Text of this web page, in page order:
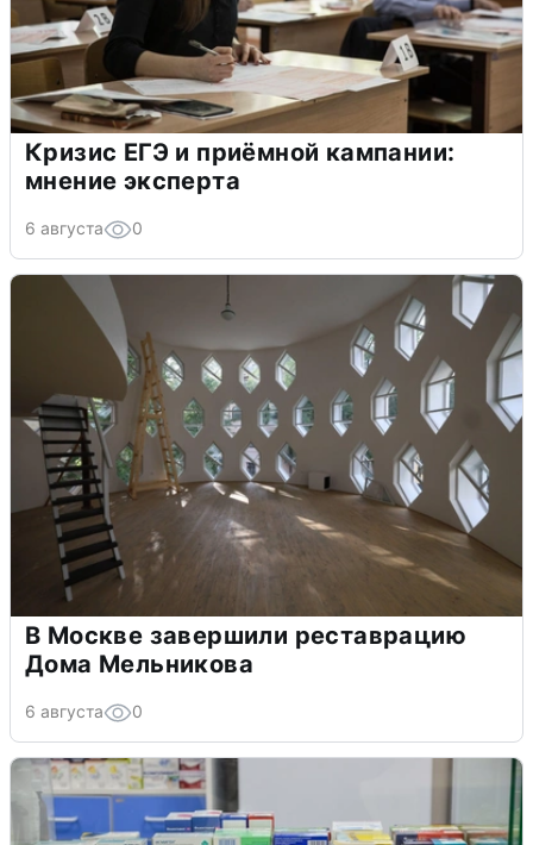
Кризис ЕГЭ и приёмной кампании:
мнение эксперта
6 августа 0
В Москве завершили реставрацию
Дома Мельникова
6 августа 0